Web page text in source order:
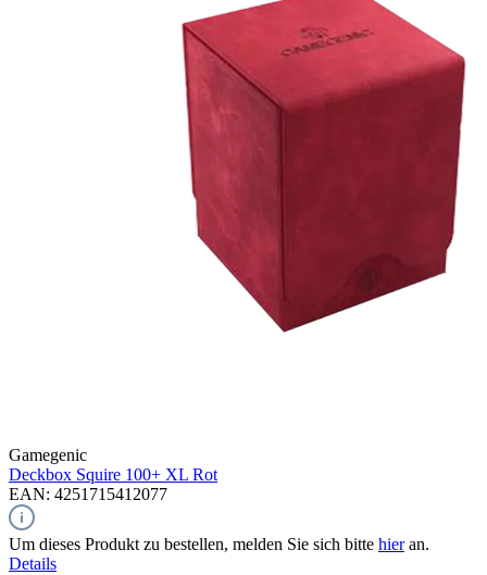
Gamegenic
Deckbox Squire 100+ XL Rot
EAN: 4251715412077
Um dieses Produkt zu bestellen, melden Sie sich bitte hieran.
Details